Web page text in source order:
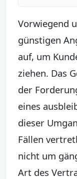
Vorwiegend
günstigen
auf, um
ziehen. Das
der
eines
dieser
Fällen
nicht um
Art des